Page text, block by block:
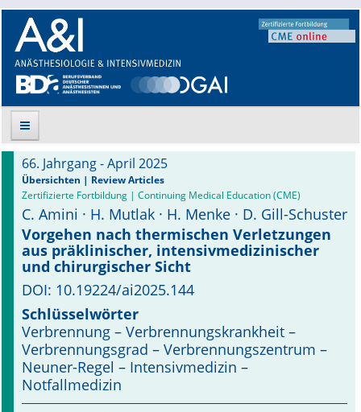
Suche
Aktuelle Ausgabe
Leitlinien
Archiv
Supplements
Supplements OrphanAnesthesia
Online First
66. Jahrgang - April 2025
Übersichten | Review Articles
Zertifizierte Fortbildung | Continuing Medical Education (CME)
C. Amini · H. Mutlak · H. Menke · D. Gill-Schuster
Vorgehen nach thermischen Verletzungen
aus präklinischer, intensiv­medizinischer
und chirurgischer Sicht
DOI: 10.19224/ai2025.144
Schlüsselwörter
Verbrennung – Verbrennungskrankheit –
Verbrennungsgrad – Verbrennungszentrum –
Neuner-Regel – Intensivmedizin –
Notfallmedizin